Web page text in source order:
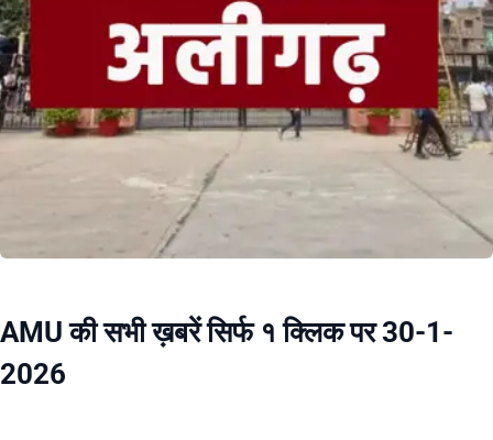
AMU की सभी ख़बरें सिर्फ १ क्लिक पर 30-1-
2026